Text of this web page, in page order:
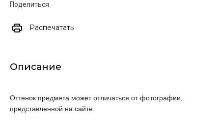
Поделиться
Распечатать
Описание
Оттенок предмета может отличаться от фотографии,
представленной на сайте.